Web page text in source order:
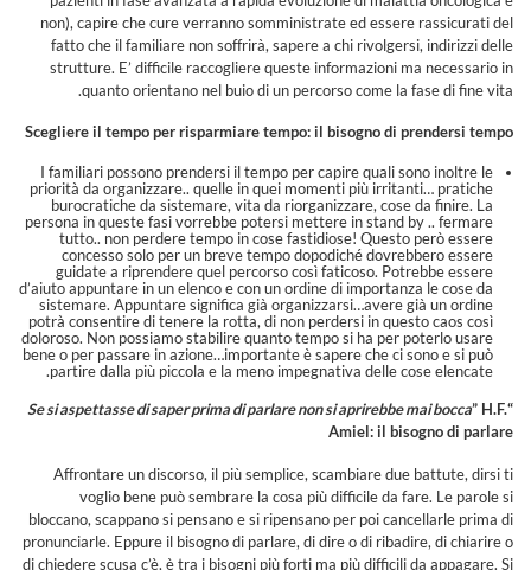
non), capire che cure verranno somministrate ed essere rassicurati del
fatto che il familiare non soffrirà, sapere a chi rivolgersi, indirizzi delle
strutture. E’ difficile raccogliere queste informazioni ma necessario in
quanto orientano nel buio di un percorso come la fase di fine vita.
Scegliere il tempo per risparmiare tempo: il bisogno di prendersi tempo
I familiari possono prendersi il tempo per capire quali sono inoltre le
priorità da organizzare.. quelle in quei momenti più irritanti… pratiche
burocratiche da sistemare, vita da riorganizzare, cose da finire. La
persona in queste fasi vorrebbe potersi mettere in stand by .. fermare
tutto.. non perdere tempo in cose fastidiose! Questo però essere
concesso solo per un breve tempo dopodiché dovrebbero essere
guidate a riprendere quel percorso così faticoso. Potrebbe essere
d’aiuto appuntare in un elenco e con un ordine di importanza le cose da
sistemare. Appuntare significa già organizzarsi…avere già un ordine
potrà consentire di tenere la rotta, di non perdersi in questo caos così
doloroso. Non possiamo stabilire quanto tempo si ha per poterlo usare
bene o per passare in azione…importante è sapere che ci sono e si può
partire dalla più piccola e la meno impegnativa delle cose elencate.
“
Se si aspettasse di saper prima di parlare non si aprirebbe mai bocca” H.F.
Amiel: il bisogno di parlare
Affrontare un discorso, il più semplice, scambiare due battute, dirsi ti
voglio bene può sembrare la cosa più difficile da fare. Le parole si
bloccano, scappano si pensano e si ripensano per poi cancellarle prima di
pronunciarle. Eppure il bisogno di parlare, di dire o di ribadire, di chiarire o
di chiedere scusa c’è, è tra i bisogni più forti ma più difficili da appagare. Si